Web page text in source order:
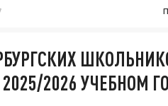
2026 УЧЕБНОМ